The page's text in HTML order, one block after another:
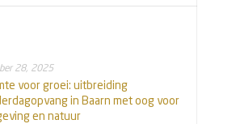
28, 2025
voor groei: uitbreiding
in Baarn met oog voor
en natuur